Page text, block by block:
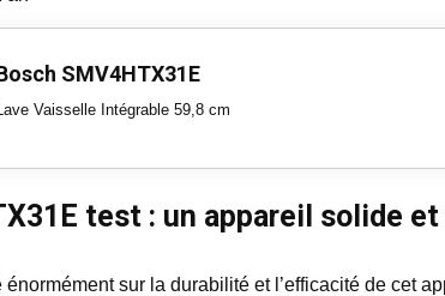
SMV4HTX31E
Vaisselle Intégrable 59,8 cm
test : un appareil solide
sur la durabilité et l’efficacité de cet